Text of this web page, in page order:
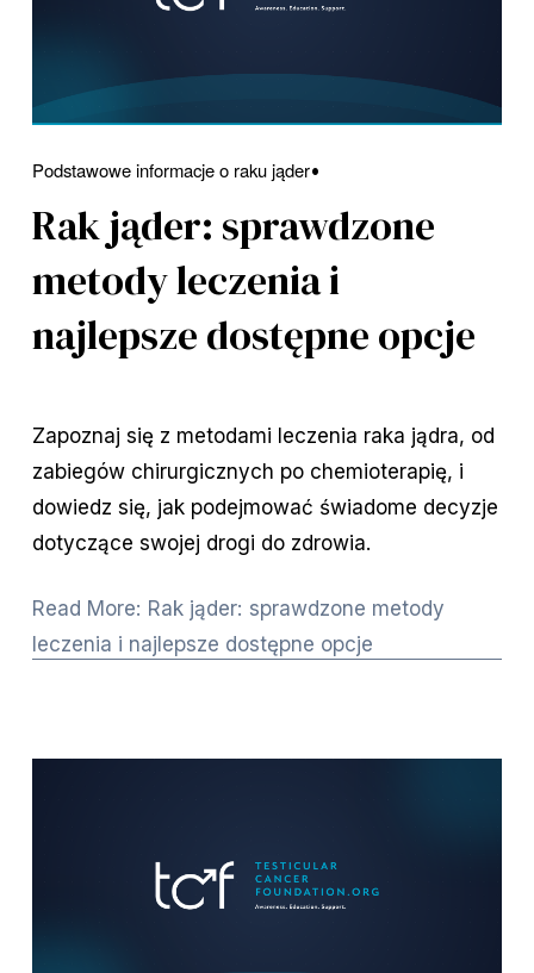
Podstawowe informacje o raku jąder
Rak jąder: sprawdzone
metody leczenia i
najlepsze dostępne opcje
Zapoznaj się z metodami leczenia raka jądra, od
zabiegów chirurgicznych po chemioterapię, i
dowiedz się, jak podejmować świadome decyzje
dotyczące swojej drogi do zdrowia.
Read More: Rak jąder: sprawdzone metody
leczenia i najlepsze dostępne opcje